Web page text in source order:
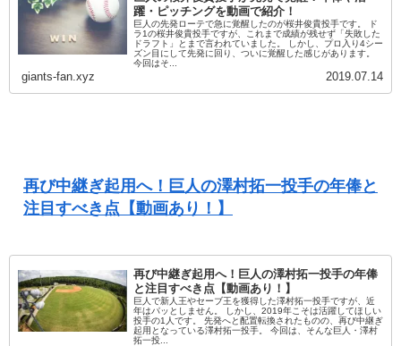
躍・ピッチングを動画で紹介！
巨人の先発ローテで急に覚醒したのが桜井俊貴投手です。 ド
ラ1の桜井俊貴投手ですが、これまで成績が残せず「失敗した
ドラフト」とまで言われていました。 しかし、プロ入り4シー
ズン目にして先発に回り、ついに覚醒した感じがあります。
今回はそ...
giants-fan.xyz 2019.07.14
再び中継ぎ起用へ！巨人の澤村拓一投手の年俸と
注目すべき点【動画あり！】
再び中継ぎ起用へ！巨人の澤村拓一投手の年俸
と注目すべき点【動画あり！】
巨人で新人王やセーブ王を獲得した澤村拓一投手ですが、近
年はパッとしません。 しかし、2019年こそは活躍してほしい
投手の1人です。 先発へと配置転換されたものの、再び中継ぎ
起用となっている澤村拓一投手。 今回は、そんな巨人・澤村
拓一投...